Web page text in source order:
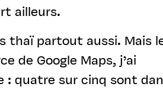
ailleurs.
thaï partout aussi. Mais
de Google Maps, j’ai
: quatre sur cinq sont